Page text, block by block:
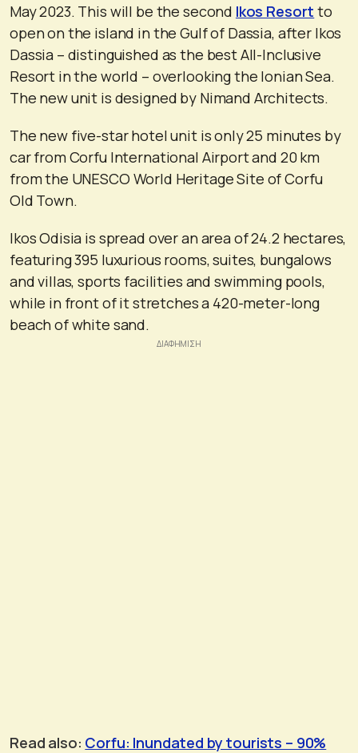
May 2023. This will be the second Ikos Resort to
open on the island in the Gulf of Dassia, after Ikos
Dassia – distinguished as the best All-Inclusive
Resort in the world – overlooking the Ionian Sea.
The new unit is designed by Nimand Architects.
The new five-star hotel unit is only 25 minutes by
car from Corfu International Airport and 20 km
from the UNESCO World Heritage Site of Corfu
Old Town.
Ikos Odisia is spread over an area of ​​24.2 hectares,
featuring 395 luxurious rooms, suites, bungalows
and villas, sports facilities and swimming pools,
while in front of it stretches a 420-meter-long
beach of white sand.
Read also: Corfu: Inundated by tourists – 90%